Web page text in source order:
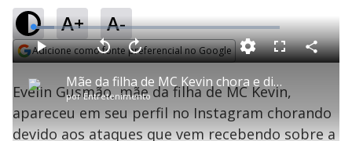
A+ A-
Adicione como fonte preferencial no Google
Opens in new window P Mãe da filha de MC Kevin chora e diz ser alvo de haters por herança
por Entretenimento
P V
t
a
r
0
e
g
A
n
ç
a
1
0
s
e
L
o
a
d
e
.
7
0
%
F
l
s
c
e
C
o
i
l
a
Evelin Gusmão, mãe da filha de MC Kevin,
apareceu em seu perfil no Instagram chorando
devido aos ataques que vem recebendo sobre a